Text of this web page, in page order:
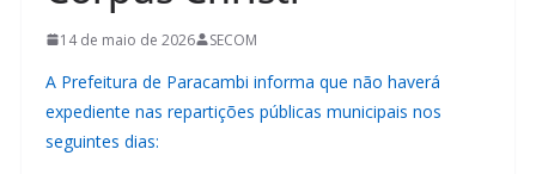
14 de maio de 2026 SECOM
A Prefeitura de Paracambi informa que não haverá
expediente nas repartições públicas municipais nos
seguintes dias: